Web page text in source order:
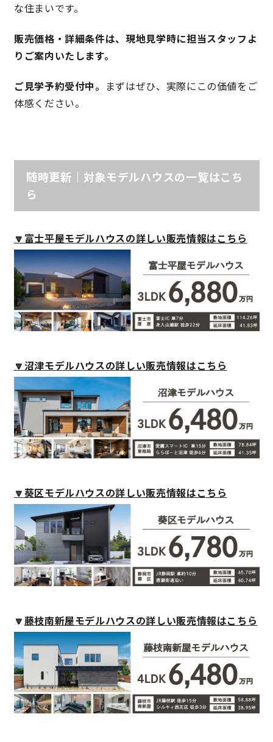
耐震等級3 & 許容応力度計算 全棟標準
徹底したコストダウンの追求
100年点検住宅
生涯続く安心のアフターフォロー
ラインナップ
Groovin’
nattoku住宅25周年記念モデル
Glass Arts
キママプラス
納得リフォームスタジオ nattoku リノベ
分譲住宅･不動産 スタッフブログ
施工事例 お客さまの声
お知らせ 土地情報
近日分譲予定情報 会社情報
な住まいです。
販売価格・詳細条件は、現地見学時に担当スタッフよ
りご案内いたします。
ご見学予約受付中。 まずはぜひ、実際にこの価値をご
体感ください。
随時更新｜対象モデルハウスの一覧はこち
ら
🔽富士平屋モデルハウスの詳しい販売情報はこちら
🔽沼津モデルハウスの詳しい販売情報はこちら
🔽葵区モデルハウスの詳しい販売情報はこちら
🔽藤枝南新屋モデルハウスの詳しい販売情報はこちら